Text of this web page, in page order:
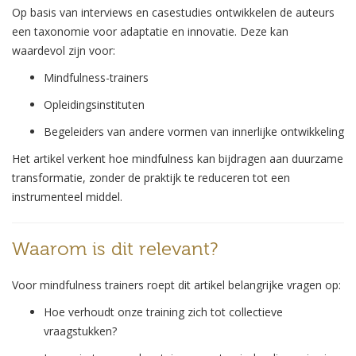
Op basis van interviews en casestudies ontwikkelen de auteurs
een taxonomie voor adaptatie en innovatie. Deze kan
waardevol zijn voor:
Mindfulness-trainers
Opleidingsinstituten
Begeleiders van andere vormen van innerlijke ontwikkeling
Het artikel verkent hoe mindfulness kan bijdragen aan duurzame
transformatie, zonder de praktijk te reduceren tot een
instrumenteel middel.
Waarom is dit relevant?
Voor mindfulness trainers roept dit artikel belangrijke vragen op:
Hoe verhoudt onze training zich tot collectieve
vraagstukken?